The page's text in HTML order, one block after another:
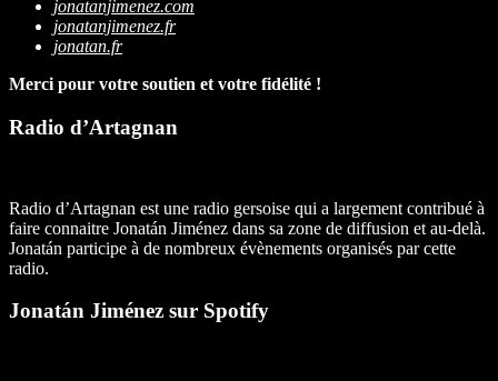
jonatanjimenez.com
jonatanjimenez.fr
jonatan.fr
Merci pour votre soutien et votre fidélité !
Radio d’Artagnan
Radio d’Artagnan est une radio gersoise qui a largement contribué à
faire connaitre Jonatán Jiménez dans sa zone de diffusion et au-delà.
Jonatán participe à de nombreux évènements organisés par cette
radio.
Jonatán Jiménez sur Spotify